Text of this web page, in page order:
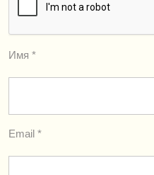
Имя *
Email *